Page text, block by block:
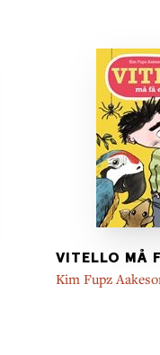
VITELLO MÅ
Kim Fupz